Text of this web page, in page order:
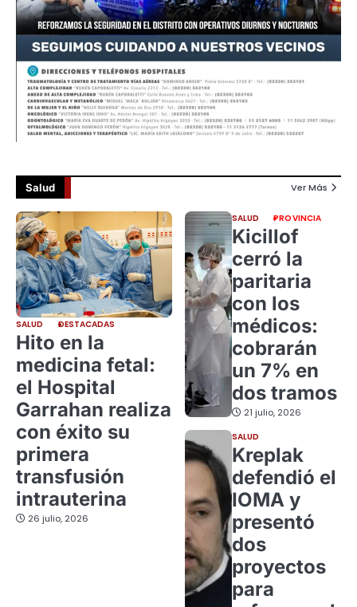
Salud Ver Más
SALUD DESTACADAS
Hito en la
medicina fetal:
el Hospital
Garrahan realiza
con éxito su
primera
transfusión
intrauterina
26 julio, 2026
SALUD PROVINCIA
Kicillof
cerró la
paritaria
con los
médicos:
cobrarán
un 7% en
dos tramos
21 julio, 2026
SALUD
Kreplak
defendió el
IOMA y
presentó
dos
proyectos
para